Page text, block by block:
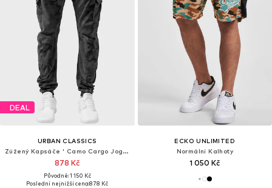
DEAL
URBAN CLASSICS
Zúžený Kapsáče ' Camo Cargo Jogging Pants '
878 Kč
Původně: 1 150 Kč
Poslední nejnižší cena:878 Kč
ECKO UNLIMITED
Normální Kalhoty
1 050 Kč